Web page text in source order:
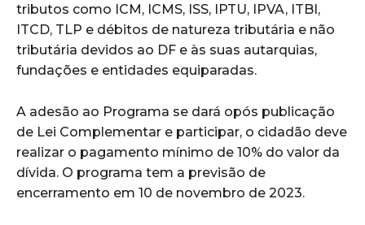
tributos como ICM, ICMS, ISS, IPTU, IPVA, ITBI,
ITCD, TLP e débitos de natureza tributária e não
tributária devidos ao DF e às suas autarquias,
fundações e entidades equiparadas.
A adesão ao Programa se dará opós publicação
de Lei Complementar e participar, o cidadão deve
realizar o pagamento mínimo de 10% do valor da
dívida. O programa tem a previsão de
encerramento em 10 de novembro de 2023.